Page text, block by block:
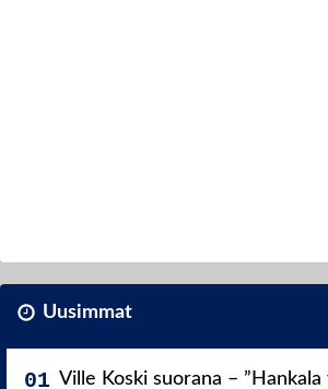
Uusimmat
Ville Koski suorana – ”Hankala